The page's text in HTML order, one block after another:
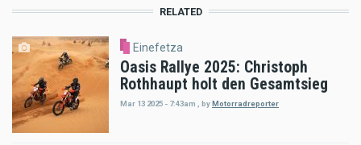
RELATED
Einefetza
Oasis Rallye 2025: Christoph
Rothhaupt holt den Gesamtsieg
Mar 13 2025 - 7:43am , by Motorradreporter